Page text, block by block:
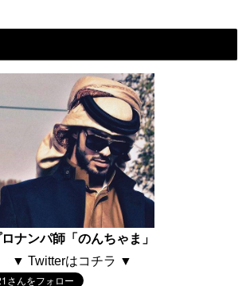
ナンパ師「のんちゃま」
▼ Twitterはコチラ ▼